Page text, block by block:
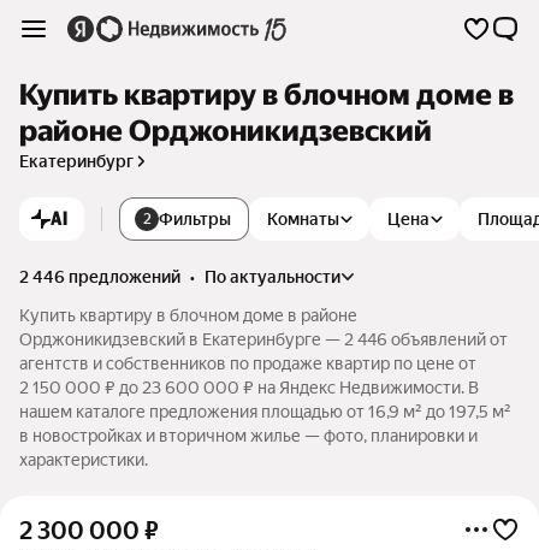
Купить квартиру в блочном доме в
районе Орджоникидзевский
Екатеринбург
AI 2 Фильтры Комнаты Цена
2 446 предложений •
по актуальности
Купить квартиру в блочном доме в районе
Орджоникидзевский в Екатеринбурге — 2 446 объявлений от
агентств и собственников по продаже квартир по цене от
2 150 000 ₽ до 23 600 000 ₽ на Яндекс Недвижимости. В
нашем каталоге предложения площадью от 16,9 м² до 197,5 м²
в новостройках и вторичном жилье — фото, планировки и
характеристики.
2 300 000 ₽